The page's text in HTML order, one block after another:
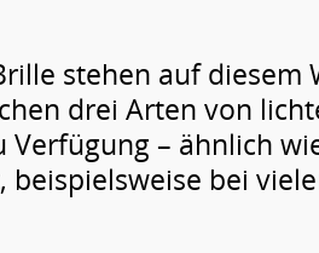
stehen auf diesem
drei Arten von
Verfügung – ähnlich
beispielsweise bei